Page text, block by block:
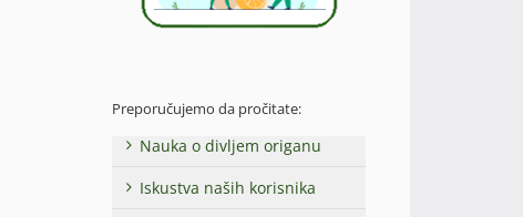
Preporučujemo da pročitate:
Nauka o divljem origanu
Iskustva naših korisnika